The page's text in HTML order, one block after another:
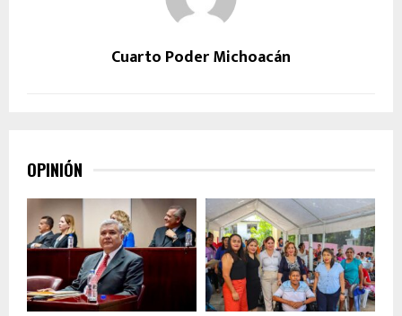
Cuarto Poder Michoacán
OPINIÓN